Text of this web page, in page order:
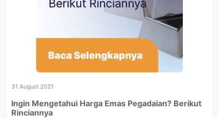
31 August 2021
Ingin Mengetahui Harga Emas Pegadaian? Berikut
Rinciannya